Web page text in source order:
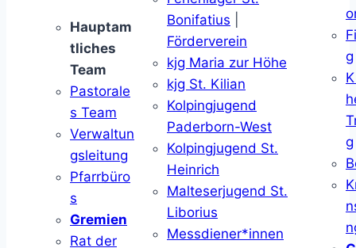
Hauptam
tliches
Team
Pastorale
s Team
Verwaltun
gsleitung
Pfarrbüro
s
Gremien
Rat der
Bonifatius
Förderverein
kjg Maria zur Höhe
kjg St. Kilian
Kolpingjugend
Paderborn-West
Kolpingjugend St.
Heinrich
Malteserjugend St.
Liborius
Messdiener*innen
g
g